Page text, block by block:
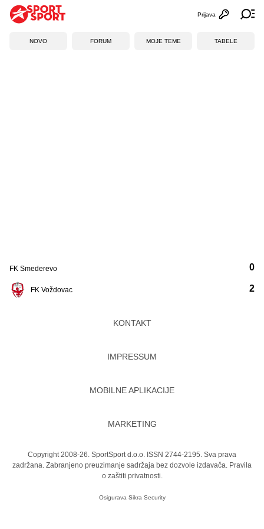
Otvori
Prijava
NOVO FORUM MOJE TEME TABELE
FK Smederevo
FK Voždovac
0
2
KONTAKT
IMPRESSUM
MOBILNE APLIKACIJE
MARKETING
Copyright 2008-26. SportSport d.o.o. ISSN 2744-2195. Sva prava
zadržana. Zabranjeno preuzimanje sadržaja bez dozvole izdavača. Pravila
o zaštiti privatnosti.
Osigurava Sikra Security